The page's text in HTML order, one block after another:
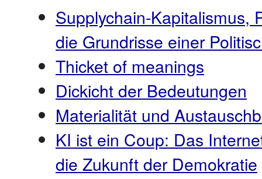
Supplychain-Kapitalismus,
die Grundrisse einer
Thicket of meanings
Dickicht der Bedeutungen
Materialität und
KI ist ein Coup: Das
die Zukunft der Demokratie